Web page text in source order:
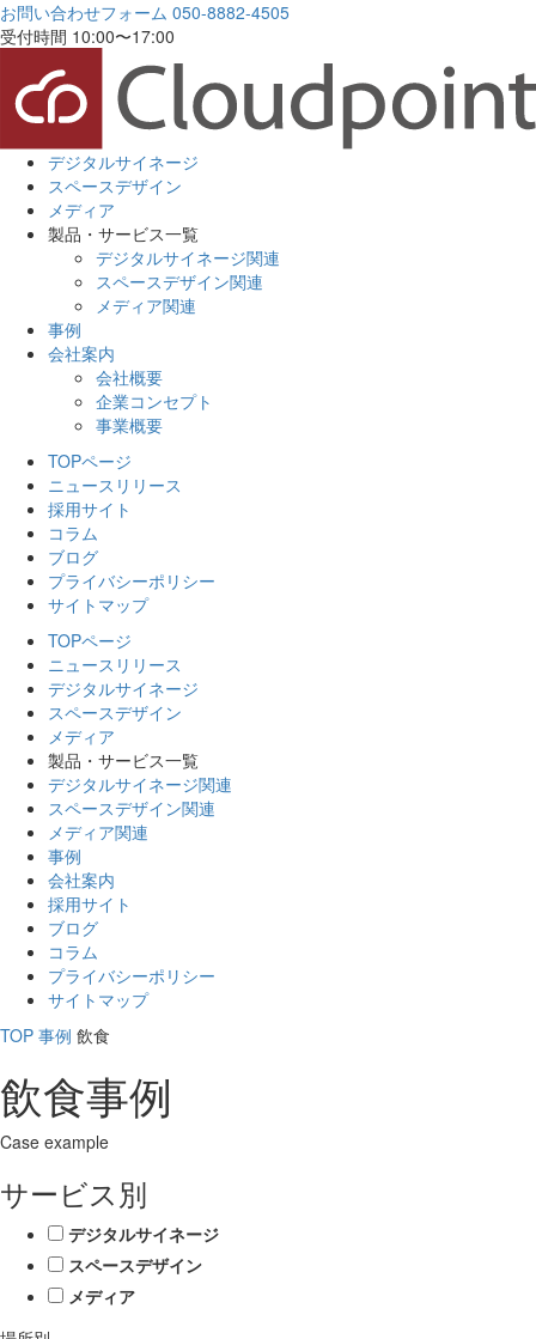
お問い合わせフォーム 050-8882-4505
受付時間 10:00〜17:00
デジタルサイネージ
スペースデザイン
メディア
製品・サービス一覧
デジタルサイネージ関連
スペースデザイン関連
メディア関連
事例
会社案内
会社概要
企業コンセプト
事業概要
TOPページ
ニュースリリース
採用サイト
コラム
ブログ
プライバシーポリシー
サイトマップ
TOPページ
ニュースリリース
デジタルサイネージ
スペースデザイン
メディア
製品・サービス一覧
デジタルサイネージ関連
スペースデザイン関連
メディア関連
事例
会社案内
採用サイト
ブログ
コラム
プライバシーポリシー
サイトマップ
TOP 事例 飲食
飲食事例
Case example
サービス別
デジタルサイネージ
スペースデザイン
メディア